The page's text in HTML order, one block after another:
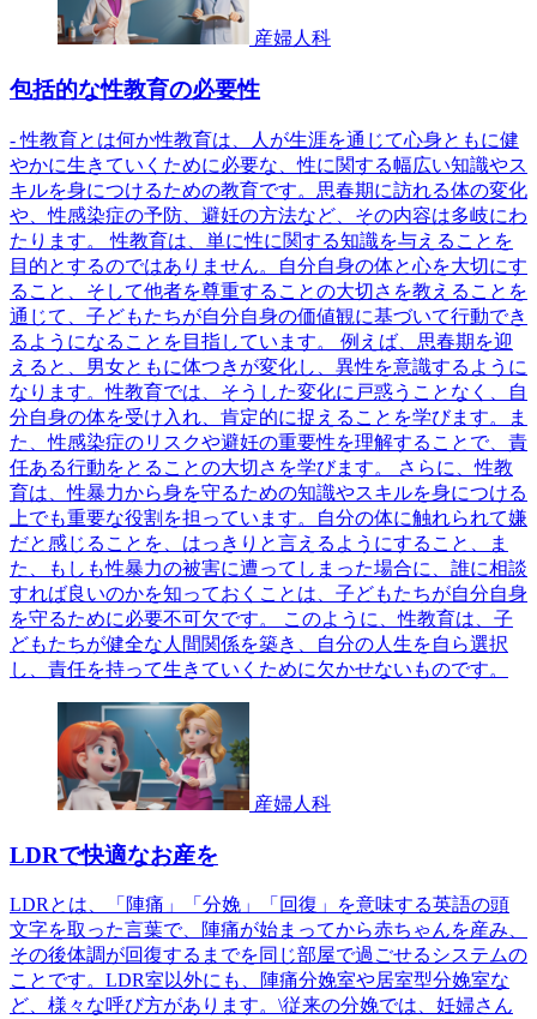
産婦人科
包括的な性教育の必要性
- 性教育とは何か性教育は、人が生涯を通じて心身ともに健
やかに生きていくために必要な、性に関する幅広い知識やス
キルを身につけるための教育です。思春期に訪れる体の変化
や、性感染症の予防、避妊の方法など、その内容は多岐にわ
たります。 性教育は、単に性に関する知識を与えることを
目的とするのではありません。自分自身の体と心を大切にす
ること、そして他者を尊重することの大切さを教えることを
通じて、子どもたちが自分自身の価値観に基づいて行動でき
るようになることを目指しています。 例えば、思春期を迎
えると、男女ともに体つきが変化し、異性を意識するように
なります。性教育では、そうした変化に戸惑うことなく、自
分自身の体を受け入れ、肯定的に捉えることを学びます。ま
た、性感染症のリスクや避妊の重要性を理解することで、責
任ある行動をとることの大切さを学びます。 さらに、性教
育は、性暴力から身を守るための知識やスキルを身につける
上でも重要な役割を担っています。自分の体に触れられて嫌
だと感じることを、はっきりと言えるようにすること、ま
た、もしも性暴力の被害に遭ってしまった場合に、誰に相談
すれば良いのかを知っておくことは、子どもたちが自分自身
を守るために必要不可欠です。 このように、性教育は、子
どもたちが健全な人間関係を築き、自分の人生を自ら選択
し、責任を持って生きていくために欠かせないものです。
産婦人科
LDRで快適なお産を
LDRとは、「陣痛」「分娩」「回復」を意味する英語の頭
文字を取った言葉で、陣痛が始まってから赤ちゃんを産み、
その後体調が回復するまでを同じ部屋で過ごせるシステムの
ことです。LDR室以外にも、陣痛分娩室や居室型分娩室な
ど、様々な呼び方があります。\従来の分娩では、妊婦さん